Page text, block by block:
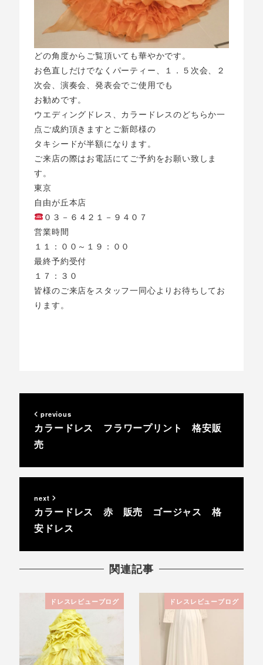
どの角度からご覧頂いても華やかです。
お色直しだけでなくパーティー、１．５次会、２
次会、演奏会、発表会でご使用でも
お勧めです。
ウエディングドレス、カラードレスのどちらか一
点ご成約頂きますとご新郎様の
タキシードが半額になります。
ご来店の際はお電話にてご予約をお願い致しま
す。
東京
自由が丘本店
０３－６４２１－９４０７
営業時間
１１：００～１９：００
最終予約受付
１７：３０
皆様のご来店をスタッフ一同心よりお待ちしてお
ります。
previous
カラードレス フラワープリント 格安販
売
next
カラードレス 赤 販売 ゴージャス 格
安ドレス
関連記事
ドレスレビューブログ ドレスレビューブログ